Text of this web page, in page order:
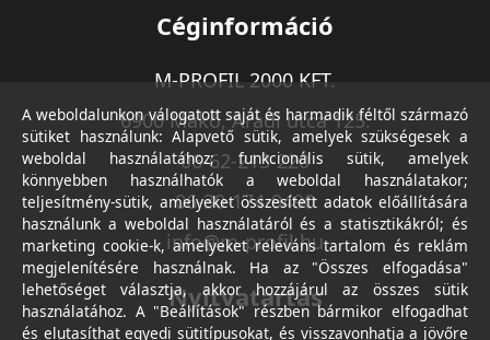
Céginformáció
M-PROFIL 2000 KFT.
6900 Makó, Aradi utca 125.
06-62-213-220
06-30-174-9490
info@m-profil.hu
Nyitvatartás
A weboldalunkon válogatott saját és harmadik féltől származó
sütiket használunk: Alapvető sütik, amelyek szükségesek a
weboldal használatához; funkcionális sütik, amelyek
könnyebben használhatók a weboldal használatakor;
teljesítmény-sütik, amelyeket összesített adatok előállítására
használunk a weboldal használatáról és a statisztikákról; és
marketing cookie-k, amelyeket releváns tartalom és reklám
megjelenítésére használnak. Ha az "Összes elfogadása"
lehetőséget választja, akkor hozzájárul az összes sütik
használatához. A "Beállítások" részben bármikor elfogadhat
és elutasíthat egyedi sütitípusokat, és visszavonhatja a jövőre